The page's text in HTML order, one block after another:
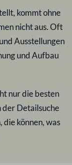
kommt ohne
nicht aus. Oft
Ausstellungen
und Aufbau
nur die besten
der Detailsuche
können, was